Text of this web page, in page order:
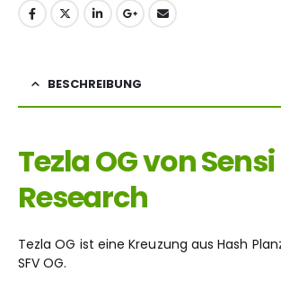
BESCHREIBUNG
Tezla OG von
Research
Tezla OG ist eine Kreuzung aus Hash
SFV OG.